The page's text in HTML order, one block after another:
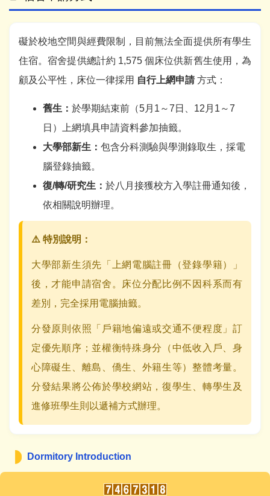
礙於校地空間與經費限制，目前無法全面提供所有學生
住宿。宿舍提供總計約 1,575 個床位供新舊生使用，為
顧及公平性，床位一律採用 自行上網申請方式：
舊生： 於學期結束前（5月1～7日、12月1～7
日）上網填具申請資料參加抽籤。
大學部新生： 包含分科測驗與學測錄取生，採電
腦登錄抽籤。
復/轉/研究生： 於八月接獲校方入學註冊通知後，
依相關說明辦理。
⚠️ 特別說明：
大學部新生須先「上網電腦註冊（登錄學籍）」
後，才能申請宿舍。床位分配比例不因科系而有
差別，完全採用電腦抽籤。
分發原則依照「戶籍地偏遠或交通不便程度」訂
定優先順序；並權衡特殊身分（中低收入戶、身
心障礙生、離島、僑生、外籍生等）整體考量。
分發結果將公佈於學校網站，復學生、轉學生及
進修班學生則以遞補方式辦理。
Dormitory Introduction